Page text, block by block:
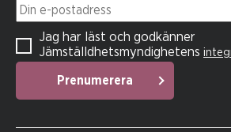
Din e-postadress
Prenumerera
Jag har läst och godkänner
Jämställdhetsmyndighetens